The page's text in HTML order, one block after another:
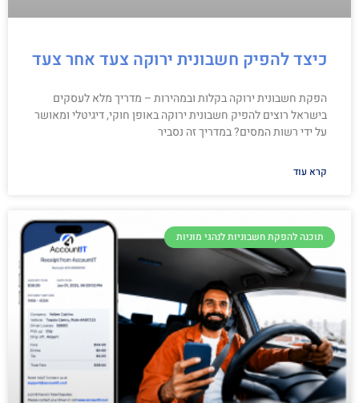
כיצד להפיק חשבונית ירוקה צעד אחר צעד
הפקת חשבונית ירוקה בקלות ובמהירות – מדריך מלא לעסקים
בישראל רוצים להפיק חשבונית ירוקה באופן חוקי, דיגיטלי ומאושר
על ידי רשות המסים? במדריך זה נסביר
קרא עוד
תוכנה להפקת חשבוניות לנהגי מוניות